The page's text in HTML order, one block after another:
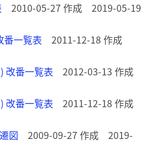
2010-05-27 作成 2019-05-19
番一覧表 2011-12-18 作成
改番一覧表 2012-03-13 作成
改番一覧表 2011-12-18 作成
図 2009-09-27 作成 2019-